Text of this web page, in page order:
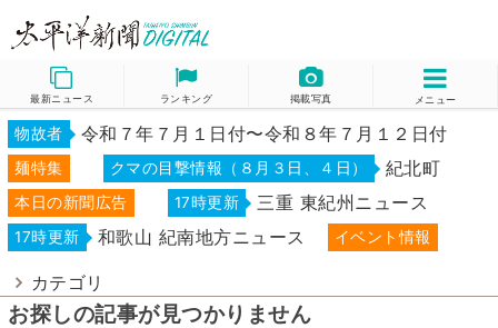
最新ニュース ランキング 掲載写真 メニュー
物故者 令和７年７月１日付〜令和８年７月１２日付
麺特集 クマの目撃情報（８月３日、４日） 紀北町
本日の新聞広告 17時更新 三重 東紀州ニュース
17時更新 和歌山 紀南地方ニュース イベント情報
カテゴリ
お探しの記事が見つかりません